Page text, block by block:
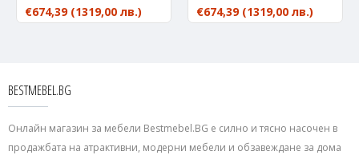
€674,39 (1319,00 лв.)
€674,39 (1319,00 лв.)
BESTMEBEL.BG
Онлайн магазин за мебели Bestmebel.BG е силно и тясно насочен в
продажбата на атрактивни, модерни мебели и обзавеждане за дома